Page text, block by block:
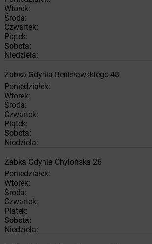
Wtorek:
Środa:
Czwartek:
Piątek:
Sobota:
Niedziela:
Żabka Gdynia Benisławskiego 48
Poniedziałek:
Wtorek:
Środa:
Czwartek:
Piątek:
Sobota:
Niedziela:
Żabka Gdynia Chylońska 26
Poniedziałek:
Wtorek:
Środa:
Czwartek:
Piątek:
Sobota:
Niedziela: